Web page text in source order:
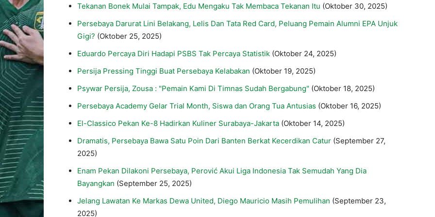
Tekanan Bonek Mulai Tampak, Edu Mengaku Tak Membaca Tekanan Itu (Oktober 30, 2025)
Persebaya Darurat Lini Belakang, Lelis Dan Tata Red Card, Peluang Pemain Alumni EPA Unjuk
Gigi? (Oktober 25, 2025)
Eduardo Percaya Diri Hadapi PSBS Tak Percaya Statistik (Oktober 24, 2025)
Persija Pressing Tinggi Buat Persebaya Kelabakan (Oktober 19, 2025)
Psywar Persija, Zousa : "Pemain Kami Di Timnas Sudah Bergabung" (Oktober 18, 2025)
Persebaya Academy Gelar Trial Month, Siswa dan Orang Tua Antusias (Oktober 16, 2025)
El-Classico Pekan Ke-8 Hadirkan Kuliner Surabaya-Jakarta (Oktober 14, 2025)
Dramatis, Persebaya Bawa Satu Poin Dari Banten Berkat Kecerdikan Catur (September 27,
2025)
Enam Pekan Dilakoni Persebaya, Perović Akui Liga Indonesia Tak Semudah Yang Dia
Bayangkan (September 25, 2025)
Jelang Lawatan Ke Markas Dewa United, Diego Mauricio Masih Pemulihan (September 23,
2025)